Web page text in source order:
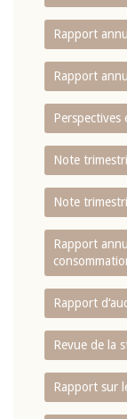
Rapport
Rapport
Perspectives
Note
Note
Rapport
Rapport
Revue de la
Rapport sur